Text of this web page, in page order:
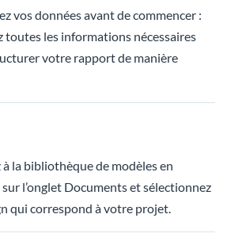
vos données avant de commencer :
toutes les informations nécessaires
votre rapport de manière
à la bibliothèque de modèles en
l’onglet Documents et sélectionnez
qui correspond à votre projet.